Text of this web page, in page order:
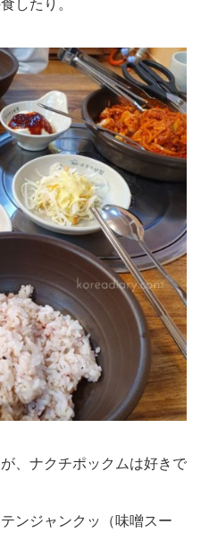
したり。
、ナクチポックムは好きで
ンジャンクッ（味噌スー